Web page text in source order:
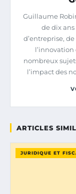
Guillaume
de dix
d’entreprise,
nombreux
l’impact des
ARTICLES
JURIDIQUE ET